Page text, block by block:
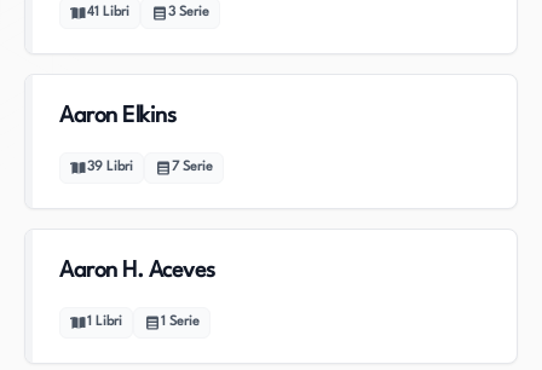
41 Libri 3 Serie
Aaron Elkins
39 Libri 7 Serie
Aaron H. Aceves
1 Libri 1 Serie